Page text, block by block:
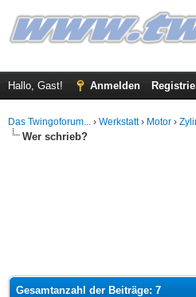
Hallo, Gast! Anmelden
Das Twingoforum... › Werkstatt› Motor ›
Wer schrieb?
Gesamtanzahl der Beiträge: 7